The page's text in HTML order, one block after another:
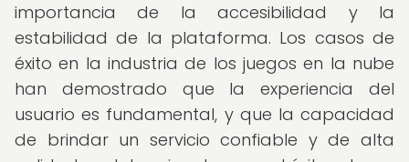
importancia de la accesibilidad y la
estabilidad de la plataforma. Los casos de
éxito en la industria de los juegos en la nube
han demostrado que la experiencia del
usuario es fundamental, y que la capacidad
de brindar un servicio confiable y de alta